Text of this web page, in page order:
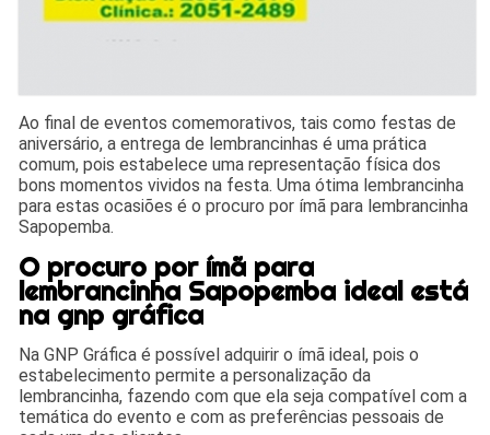
Ao final de eventos comemorativos, tais como festas de
aniversário, a entrega de lembrancinhas é uma prática
comum, pois estabelece uma representação física dos
bons momentos vividos na festa. Uma ótima lembrancinha
para estas ocasiões é o procuro por ímã para lembrancinha
Sapopemba.
O procuro por ímã para
lembrancinha Sapopemba ideal está
na gnp gráfica
Na GNP Gráfica é possível adquirir o ímã ideal, pois o
estabelecimento permite a personalização da
lembrancinha, fazendo com que ela seja compatível com a
temática do evento e com as preferências pessoais de